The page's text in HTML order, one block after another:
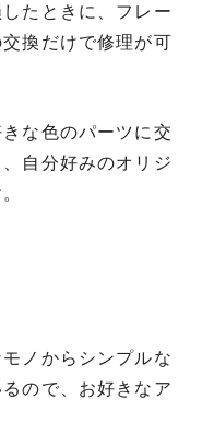
たときに、フレー
換だけで修理が可
な色のパーツに交
自分好みのオリジ
ノからシンプルな
ので、お好きなア